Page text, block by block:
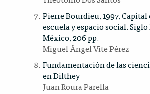
Pierre Bourdieu, 1997,
escuela y espacio social.
México, 206 pp.
Miguel Ángel Vite Pérez
Fundamentación de las
en Dilthey
Juan Roura Parella